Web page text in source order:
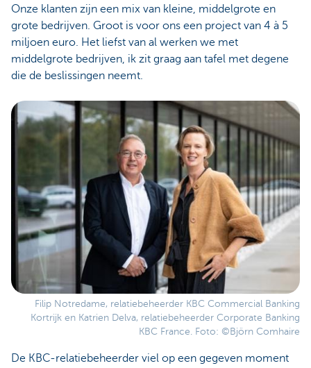
Onze klanten zijn een mix van kleine, middelgrote en
grote bedrijven. Groot is voor ons een project van 4 à 5
miljoen euro. Het liefst van al werken we met
middelgrote bedrijven, ik zit graag aan tafel met degene
die de beslissingen neemt.
Filip Notredame, relatiebeheerder KBC Commercial Banking
Kortrijk en Katrien Delva, relatiebeheerder Corporate Banking
KBC France. Foto: ©Björn Comhaire
De KBC-relatiebeheerder viel op een gegeven moment